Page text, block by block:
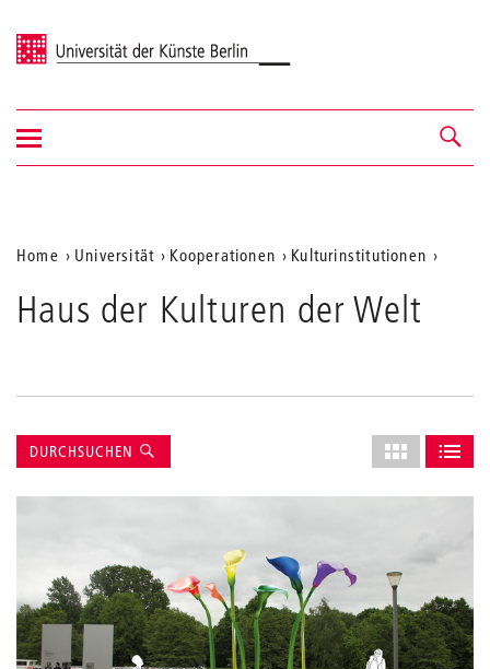
Universität der Künste Berlin
Navigation &
Navigation
ein-/ausblenden
Aktuelle
Position
auf
Webseite
Home Universität Kooperationen Kulturinstitutionen
Haus der Kulturen der Welt
Suche
DURCHSUCHEN
Layout
desALS GRIDALS